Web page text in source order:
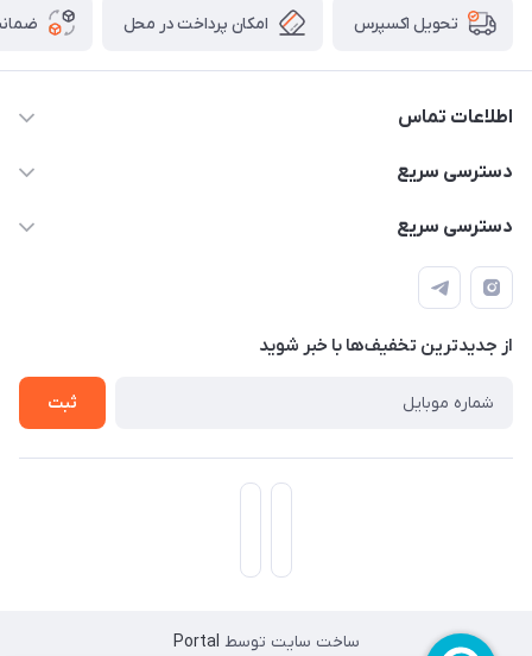
تحویل اکسپرس امکان پرداخت در محل
اطلاعات تماس
۰۹۳۵۶۰۴۰۳۶۵
سیمای ورزش
دسترسی سریع
اسکیت فلایینگ ایگل
اسکیت دخترانه
دسترسی سریع
اسکوتر برقی دخترانه
اسکیت روسز
اسکوتر
از جدید‌ترین تخفیف‌ها با‌ خبر شوید
ثبت
ساخت سایت توسط Portal